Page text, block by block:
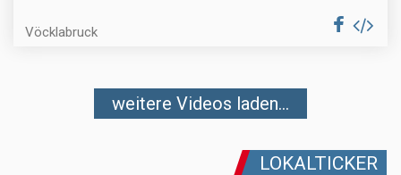
Vöcklabruck
weitere Videos laden...
LOKALTICKER